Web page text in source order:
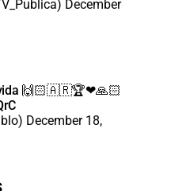
December
🙌🏻🇦🇷🏆❤🙏🏻
December 18,